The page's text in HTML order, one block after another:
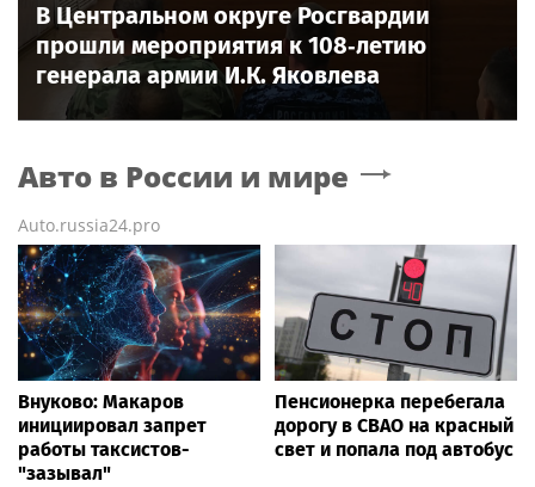
В Центральном округе Росгвардии
прошли мероприятия к 108‑летию
генерала армии И.К. Яковлева
Авто в России и мире
Auto.russia24.pro
Внуково: Макаров
инициировал запрет
работы таксистов-
"зазывал"
Пенсионерка перебегала
дорогу в СВАО на красный
свет и попала под автобус